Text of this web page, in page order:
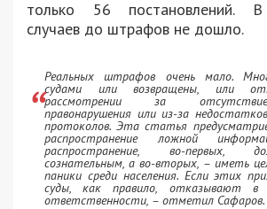
только 56 постановлений. В
случаев до штрафов не дошло.
Реальных штрафов очень мало.
судами или возвращены, или
рассмотрении за
правонарушения или из-за
протоколов. Эта статья
распространение ложной
распространение, во-первых,
сознательным, а во-вторых, – иметь
паники среди населения. Если этих
суды, как правило, отказывают в
ответственности, – отметил Сафаров.